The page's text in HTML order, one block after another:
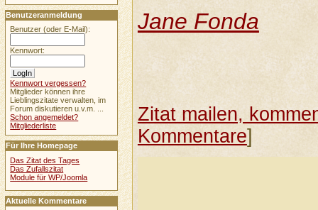
Jane Fonda
Zitat mailen,
Kommentare]
Benutzeranmeldung
Benutzer (oder E-Mail):
Kennwort:
Kennwort vergessen?
Mitglieder können ihre
Lieblingszitate verwalten, im
Forum diskutieren u.v.m. ...
Schon angemeldet?
Mitgliederliste
Für Ihre Homepage
Das Zitat des Tages
Das Zufallszitat
Module für WP/Joomla
Aktuelle Kommentare